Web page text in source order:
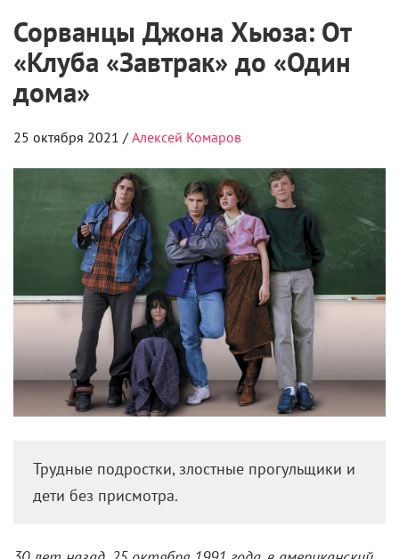
Сорванцы Джона Хьюза: От
«Клуба «Завтрак» до «Один
дома»
25 октября 2021 / Алексей Комаров
Трудные подростки, злостные прогульщики и
дети без присмотра.